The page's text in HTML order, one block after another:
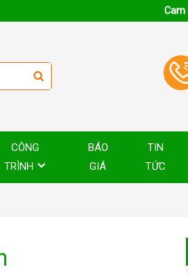
Cam
CÔNG
TRÌNH
BÁO
GIÁ
TIN
TỨC